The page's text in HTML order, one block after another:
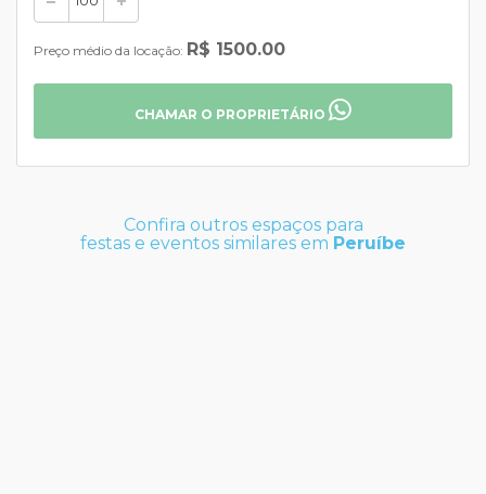
Preço médio da locação: R$ 1500.00
CHAMAR O PROPRIETÁRIO
Confira outros espaços para
festas e eventos similares em Peruíbe